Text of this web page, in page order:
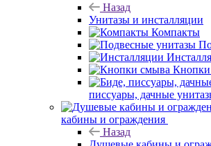
Назад
Унитазы и инсталляции
Компакты
писсуары, дачные
кабины и ограждения
Назад